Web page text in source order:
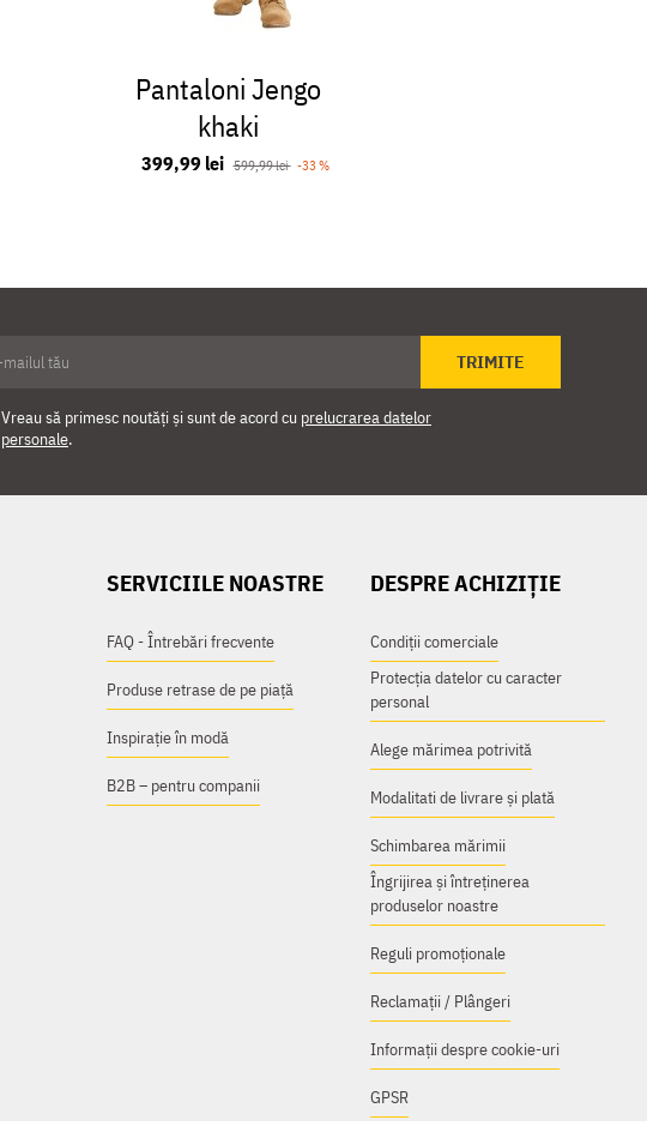
Pantaloni Jengo
khaki
399,99 lei 599,99 lei -33 %
TRIMITE
Vreau să primesc noutăți și sunt de acord cu prelucrarea datelor
personale.
SERVICIILE NOASTRE
FAQ - Întrebări frecvente
Produse retrase de pe piață
Inspirație în modă
B2B – pentru companii
DESPRE ACHIZIȚIE
Condiții comerciale
Protecția datelor cu caracter
personal
Alege mărimea potrivită
Modalitati de livrare și plată
Schimbarea mărimii
Îngrijirea și întreținerea
produselor noastre
Reguli promoționale
Reclamații / Plângeri
Informații despre cookie-uri
GPSR